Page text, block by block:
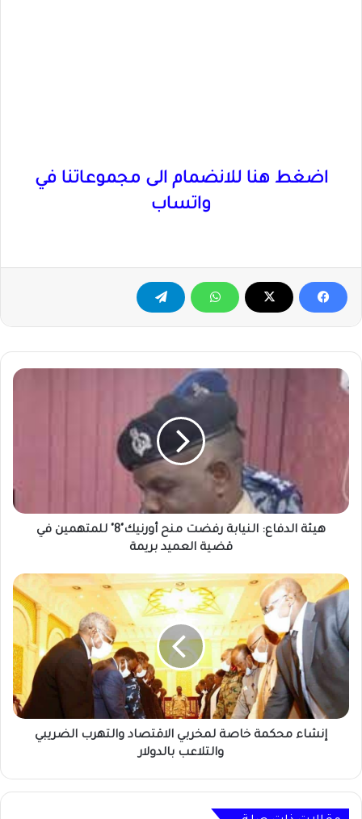
اضغط هنا للانضمام الى مجموعاتنا في
واتساب
هيئة
الدفاع:
للمتهمين
في
قضية
العميد
هيئة الدفاع: النيابة رفضت منح أورنيك"8" للمتهمين في
قضية العميد بريمة
إنشاء
محكمة
خاصة
لمخربي
الاقتصاد
والتهرب
الضريبي
والتلاعب
بالدولار
إنشاء محكمة خاصة لمخربي الاقتصاد والتهرب الضريبي
والتلاعب بالدولار